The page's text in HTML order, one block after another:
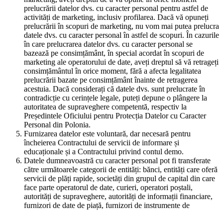
prelucrării datelor dvs. cu caracter personal pentru astfel de
activități de marketing, inclusiv profilarea. Dacă vă opuneți
prelucrării în scopuri de marketing, nu vom mai putea prelucra
datele dvs. cu caracter personal în astfel de scopuri. În cazurile
în care prelucrarea datelor dvs. cu caracter personal se
bazează pe consimțământ, în special acordat în scopuri de
marketing ale operatorului de date, aveți dreptul să vă retrageți
consimțământul în orice moment, fără a afecta legalitatea
prelucrării bazate pe consimțământ înainte de retragerea
acestuia. Dacă considerați că datele dvs. sunt prelucrate în
contradicție cu cerințele legale, puteți depune o plângere la
autoritatea de supraveghere competentă, respectiv la
Președintele Oficiului pentru Protecția Datelor cu Caracter
Personal din Polonia.
Furnizarea datelor este voluntară, dar necesară pentru
încheierea Contractului de servicii de informare și
educaționale și a Contractului privind contul demo.
Datele dumneavoastră cu caracter personal pot fi transferate
către următoarele categorii de entități: bănci, entități care oferă
servicii de plăți rapide, societăți din grupul de capital din care
face parte operatorul de date, curieri, operatori poștali,
autorități de supraveghere, autorități de informații financiare,
furnizori de date de piață, furnizori de instrumente de